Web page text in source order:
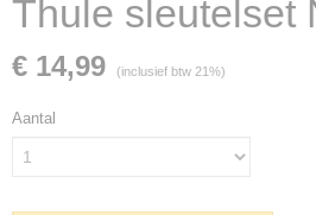
Thule sleutelset
€ 14,99 (inclusief btw 21%)
Aantal